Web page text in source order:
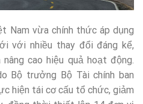
Nam vừa chính thức áp dụng
với nhiều thay đổi đáng kể,
cao hiệu quả hoạt động.
Bộ trưởng Bộ Tài chính ban
hiện tái cơ cấu tổ chức, giảm